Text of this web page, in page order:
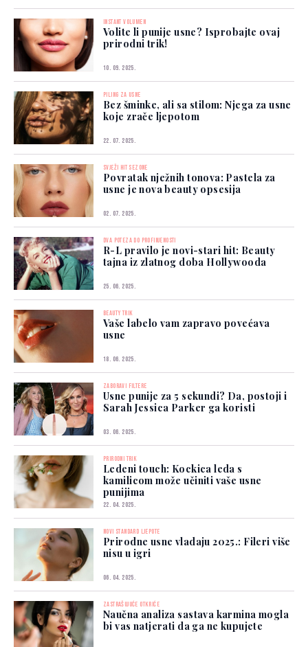
INSTANT VOLUMEN
Volite li punije usne? Isprobajte ovaj
prirodni trik!
10. 09. 2025.
PILING ZA USNE
Bez šminke, ali sa stilom: Njega za usne
koje zrače ljepotom
22. 07. 2025.
SVJEŽI HIT SEZONE
Povratak nježnih tonova: Pastela za
usne je nova beauty opsesija
02. 07. 2025.
DVA POTEZA DO PROFINJENOSTI
R-L pravilo je novi-stari hit: Beauty
tajna iz zlatnog doba Hollywooda
25. 06. 2025.
BEAUTY TRIK
Vaše labelo vam zapravo povećava
usne
18. 06. 2025.
ZABORAVI FILTERE
Usne punije za 5 sekundi? Da, postoji i
Sarah Jessica Parker ga koristi
03. 06. 2025.
PRIRODNI TRIK
Ledeni touch: Kockica leda s
kamilicom može učiniti vaše usne
punijima
22. 04. 2025.
NOVI STANDARD LJEPOTE
Prirodne usne vladaju 2025.: Fileri više
nisu u igri
06. 04. 2025.
ZASTRAŠUJUĆE OTKRIĆE
Naučna analiza sastava karmina mogla
bi vas natjerati da ga ne kupujete